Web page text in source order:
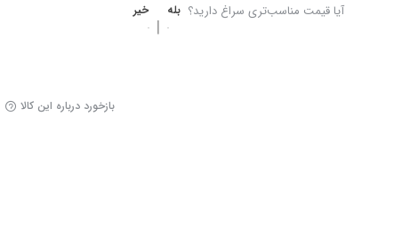
آیا قیمت مناسب‌تری سراغ دارید؟ بله
|
خیر
بازخورد درباره این کالا